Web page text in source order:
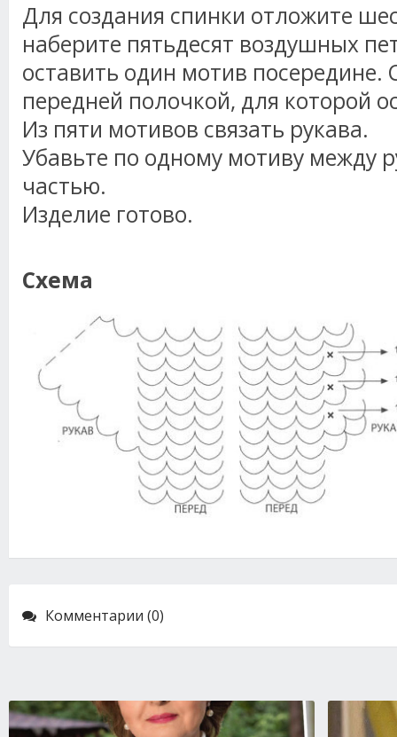
Для создания спинки отложите
наберите пятьдесят воздушных
оставить один мотив посередине.
передней полочкой, для которой
Из пяти мотивов связать рукава.
Убавьте по одному мотиву между
частью.
Изделие готово.
Схема
Комментарии (0)